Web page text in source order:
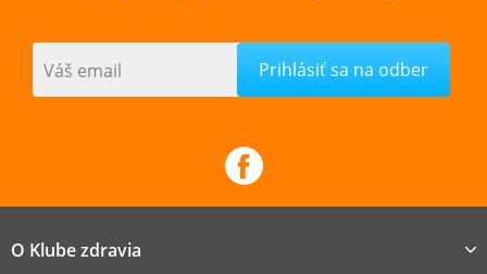
Váš email
O Klube zdravia